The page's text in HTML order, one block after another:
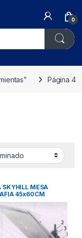
0
Página 4
SKYHILL MESA
45x60CM